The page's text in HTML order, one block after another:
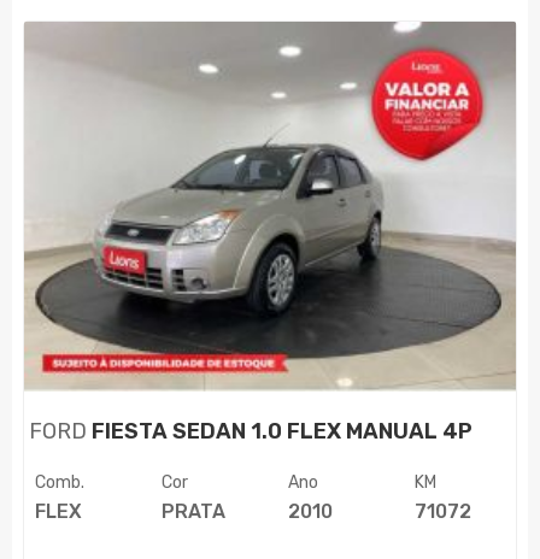
FORD FIESTA SEDAN 1.0 FLEX MANUAL 4P
Comb.
FLEX
Cor
PRATA
Ano
2010
KM
71072